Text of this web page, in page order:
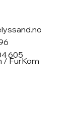
605
/ FurKom